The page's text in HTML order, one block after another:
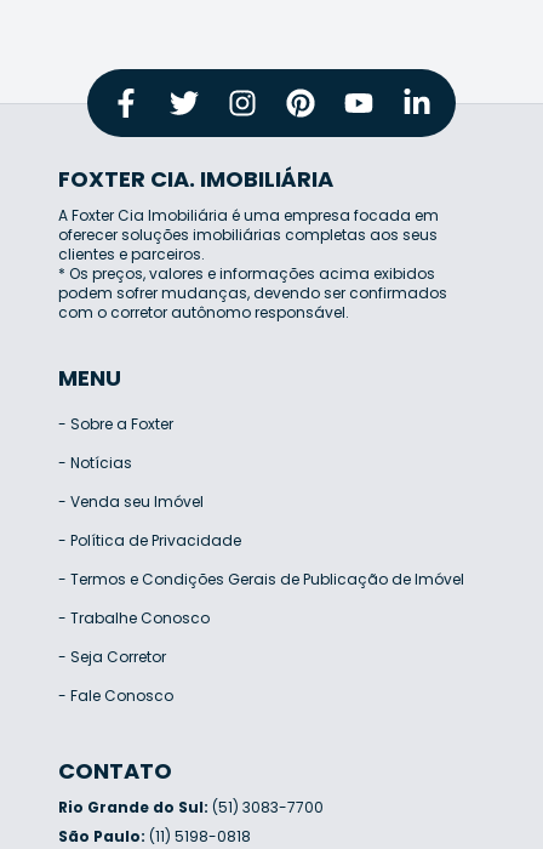
FOXTER CIA. IMOBILIÁRIA
A Foxter Cia Imobiliária é uma empresa focada em
oferecer soluções imobiliárias completas aos seus
clientes e parceiros.
* Os preços, valores e informações acima exibidos
podem sofrer mudanças, devendo ser confirmados
com o corretor autônomo responsável.
MENU
- Sobre a Foxter
- Notícias
- Venda seu Imóvel
- Política de Privacidade
- Termos e Condições Gerais de Publicação de Imóvel
- Trabalhe Conosco
- Seja Corretor
- Fale Conosco
CONTATO
Rio Grande do Sul: (51) 3083-7700
São Paulo: (11) 5198-0818